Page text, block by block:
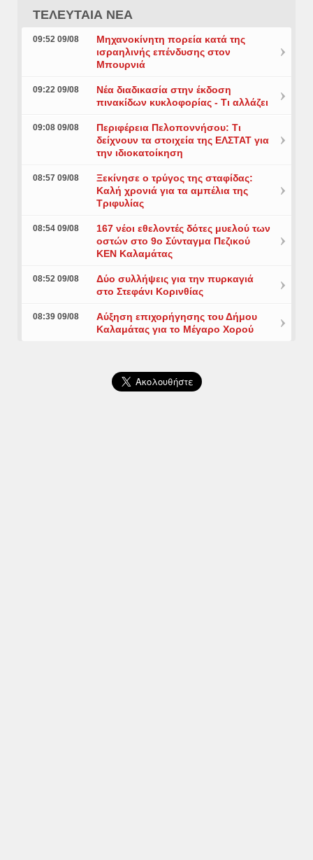
ΤΕΛΕΥΤΑΙΑ ΝΕΑ
09:52 09/08
Μηχανοκίνητη πορεία κατά της
ισραηλινής επένδυσης στον
Μπουρνιά
09:22 09/08
Νέα διαδικασία στην έκδοση
πινακίδων κυκλοφορίας - Τι αλλάζει
09:08 09/08
Περιφέρεια Πελοποννήσου: Τι
δείχνουν τα στοιχεία της ΕΛΣΤΑΤ για
την ιδιοκατοίκηση
08:57 09/08
Ξεκίνησε ο τρύγος της σταφίδας:
Καλή χρονιά για τα αμπέλια της
Τριφυλίας
08:54 09/08
167 νέοι εθελοντές δότες μυελού των
οστών στο 9ο Σύνταγμα Πεζικού
ΚΕΝ Καλαμάτας
08:52 09/08
Δύο συλλήψεις για την πυρκαγιά
στο Στεφάνι Κορινθίας
08:39 09/08
Αύξηση επιχορήγησης του Δήμου
Καλαμάτας για το Μέγαρο Χορού